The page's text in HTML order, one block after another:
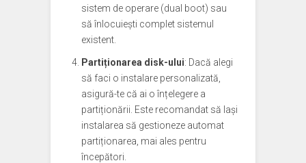
sistem de operare (dual boot) sau
să înlocuiești complet sistemul
existent.
Partiționarea disk-ului: Dacă alegi
să faci o instalare personalizată,
asigură-te că ai o înțelegere a
partiționării. Este recomandat să lași
instalarea să gestioneze automat
partiționarea, mai ales pentru
începători.